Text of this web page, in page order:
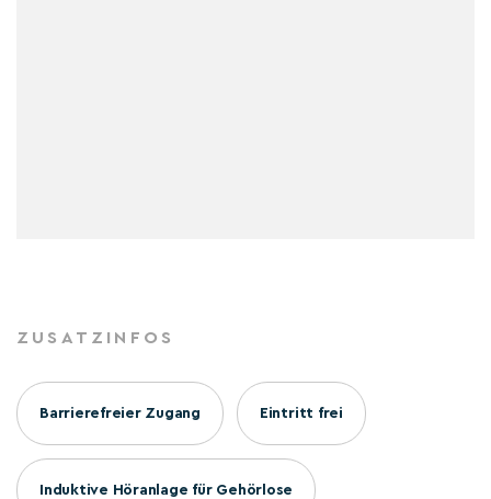
ZUSATZINFOS
Barrierefreier Zugang Eintritt frei
Induktive Höranlage für Gehörlose